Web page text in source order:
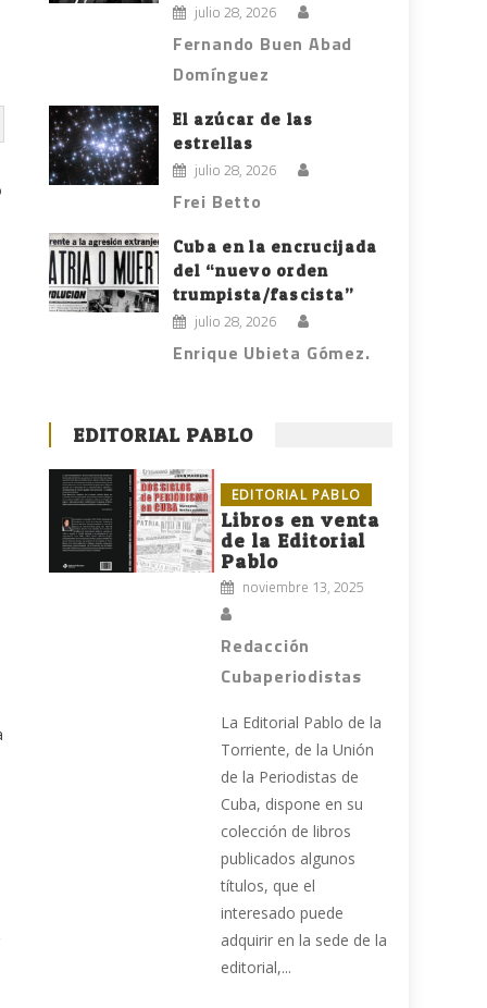
julio 28, 2026
Fernando Buen Abad
Domínguez
El azúcar de las
estrellas
julio 28, 2026
Frei Betto
Cuba en la encrucijada
del “nuevo orden
trumpista/fascista”
julio 28, 2026
Enrique Ubieta Gómez.
EDITORIAL PABLO
EDITORIAL PABLO
Libros en venta
de la Editorial
Pablo
noviembre 13, 2025
Redacción
Cubaperiodistas
La Editorial Pablo de la
Torriente, de la Unión
de la Periodistas de
Cuba, dispone en su
colección de libros
publicados algunos
títulos, que el
interesado puede
adquirir en la sede de la
editorial,...